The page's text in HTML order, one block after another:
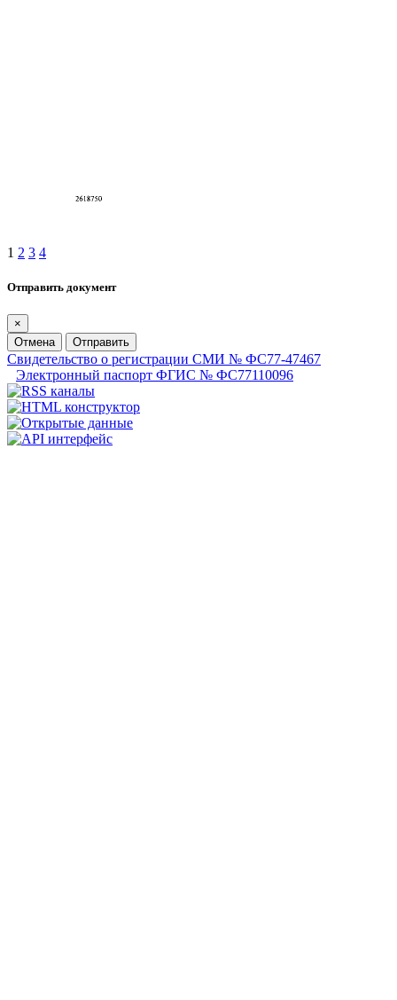
1 2 3 4
Отправить документ
×
Отмена
Отправить
Свидетельство о регистрации СМИ № ФС77-47467
Электронный паспорт ФГИС № ФС77110096